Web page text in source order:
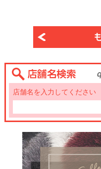
店舗名を入力してください